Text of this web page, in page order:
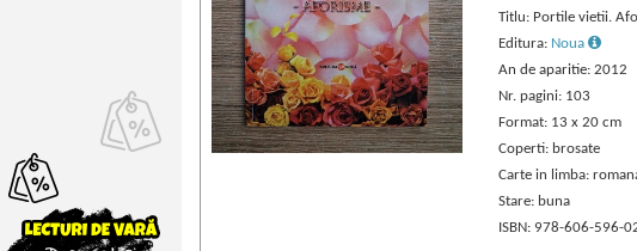
Titlu: Portile vietii.
Editura: Noua
An de aparitie: 2012
Nr. pagini: 103
Format: 13 x 20 cm
Coperti: brosate
Carte in limba:
Stare: buna
ISBN: 978-606-596-